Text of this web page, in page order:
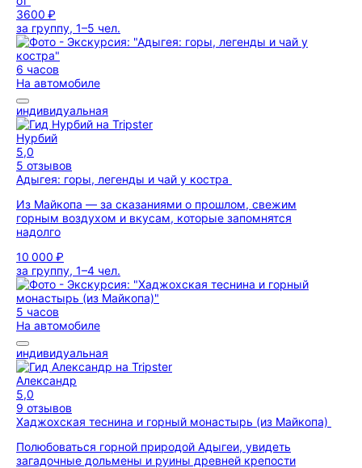
3600 ₽
за группу, 1–5 чел.
6 часов
На автомобиле
индивидуальная
Нурбий
5,0
5 отзывов
Адыгея: горы, легенды и чай у костра
Из Майкопа — за сказаниями о прошлом, свежим
горным воздухом и вкусам, которые запомнятся
надолго
10 000 ₽
за группу, 1–4 чел.
5 часов
На автомобиле
индивидуальная
Александр
5,0
9 отзывов
Хаджохская теснина и горный монастырь (из Майкопа)
Полюбоваться горной природой Адыгеи, увидеть
загадочные дольмены и руины древней крепости